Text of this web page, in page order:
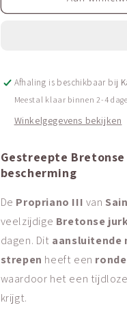
Bretonse
|
Propriano
|
Afhaling is beschikbaar bij
Meestal klaar binnen 2-4
Winkelgegevens bekijken
Gestreepte
bescherming
De Propriano III van
veelzijdige Bretonse
dagen. Dit aansluitende
strepen heeft een
waardoor het een
krijgt.